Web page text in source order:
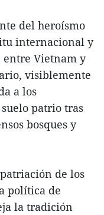
del heroísmo
internacional y
Vietnam y
visiblemente
a los
patrio tras
bosques y
de los
política de
la tradición